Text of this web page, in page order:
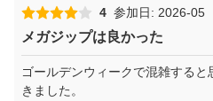
内の体験を重ねていただいてい
いたしました。
2月のメガジップでのご体験や
族でのご来場、そして今回で4
にありがとうございます。
4 参加日: 2026-05
メガジップは良かった
ゴールデンウィークで混雑する
きました。